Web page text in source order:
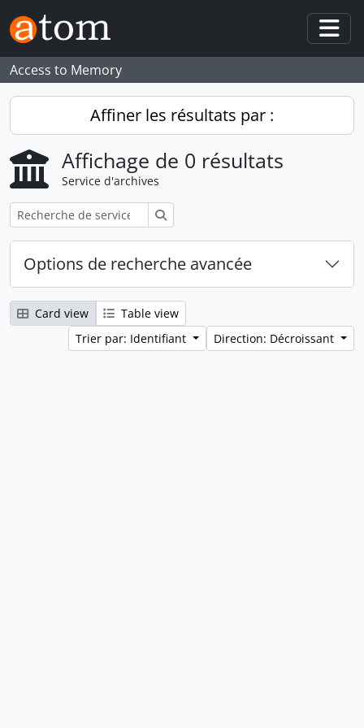
Skip to main content
Access to Memory
Affiner les résultats par :
Affichage de 0 résultats
Service d'archives
Options de recherche avancée
Card view
Table view
Trier par: Identifiant
Direction: Décroissant